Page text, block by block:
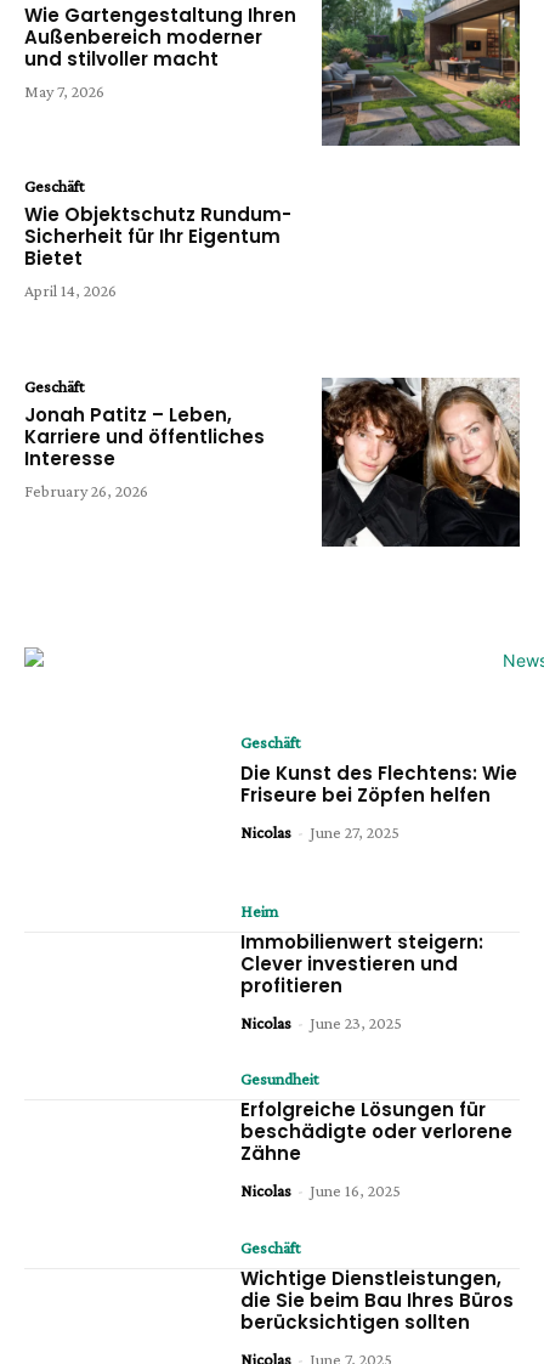
Wie Gartengestaltung Ihren
Außenbereich moderner
und stilvoller macht
May 7, 2026
Geschäft
Wie Objektschutz Rundum-
Sicherheit für Ihr Eigentum
Bietet
April 14, 2026
Geschäft
Jonah Patitz – Leben,
Karriere und öffentliches
Interesse
February 26, 2026
Geschäft
Die Kunst des Flechtens: Wie
Friseure bei Zöpfen helfen
Nicolas - June 27, 2025
Heim
Immobilienwert steigern:
Clever investieren und
profitieren
Nicolas - June 23, 2025
Gesundheit
Erfolgreiche Lösungen für
beschädigte oder verlorene
Zähne
Nicolas - June 16, 2025
Geschäft
Wichtige Dienstleistungen,
die Sie beim Bau Ihres Büros
berücksichtigen sollten
Nicolas - June 7, 2025